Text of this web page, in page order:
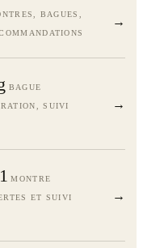
BAGUES,
→
BAGUE
SUIVI →
MONTRE
ET SUIVI →